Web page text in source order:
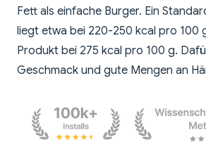
Fett als einfache Burger. Ein
liegt etwa bei 220-250 kcal pro 100
Produkt bei 275 kcal pro 100 g.
Geschmack und gute Mengen an